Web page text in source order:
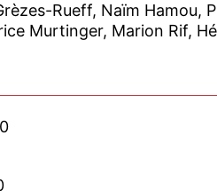
Rueff, Naïm Hamou,
Jean Marzouk, Beatrice Murtinger,